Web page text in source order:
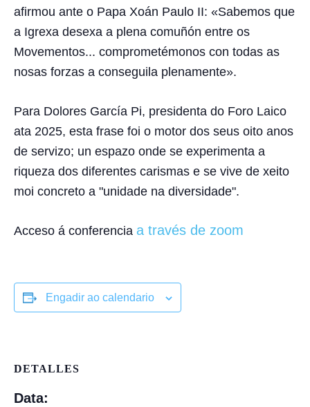
afirmou ante o Papa Xoán Paulo II: «Sabemos que
a Igrexa desexa a plena comuñón entre os
Movementos... comprometémonos con todas as
nosas forzas a conseguila plenamente».
Para Dolores García Pi, presidenta do Foro Laico
ata 2025, esta frase foi o motor dos seus oito anos
de servizo; un espazo onde se experimenta a
riqueza dos diferentes carismas e se vive de xeito
moi concreto a "unidade na diversidade".
Acceso á conferencia a través de zoom
Engadir ao calendario
DETALLES
Data: